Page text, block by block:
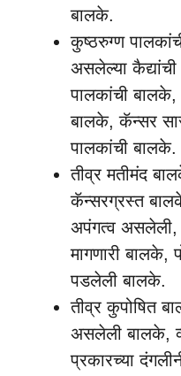
बालके.
कुष्ठरुग्ण
असलेल्या
पालकांची
बालके, कॅन्सर
पालकांची बालके.
तीव्र मतीमंद
कॅन्सरग्रस्त
अपंगत्व असलेली,
मागणारी बालके,
पडलेली बालके.
तीव्र कुपोषित
असलेली बालके,
प्रकारच्या